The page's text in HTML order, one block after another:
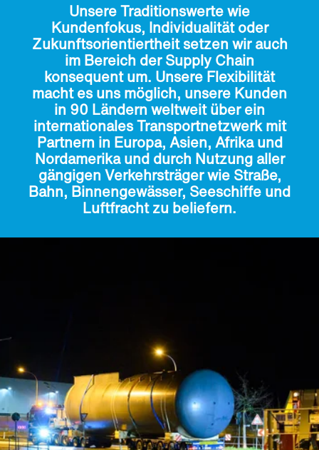
Unsere Traditionswerte wie
Kundenfokus, Individualität oder
Zukunftsorientiertheit setzen wir auch
im Bereich der Supply Chain
konsequent um. Unsere Flexibilität
macht es uns möglich, unsere Kunden
in 90 Ländern weltweit über ein
internationales Transportnetzwerk mit
Partnern in Europa, Asien, Afrika und
Nordamerika und durch Nutzung aller
gängigen Verkehrsträger wie Straße,
Bahn, Binnengewässer, Seeschiffe und
Luftfracht zu beliefern.